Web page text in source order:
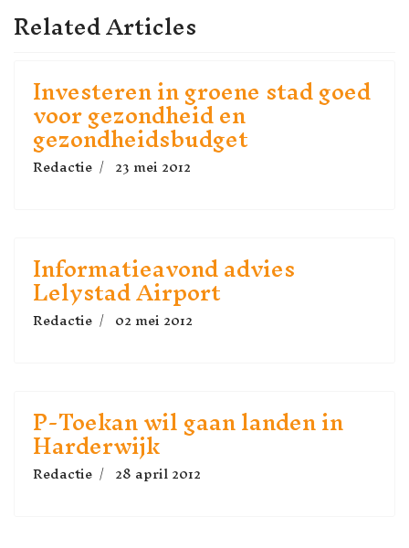
Related Articles
Investeren in groene stad goed
voor gezondheid en
gezondheidsbudget
Redactie 23 mei 2012
Informatieavond advies
Lelystad Airport
Redactie 02 mei 2012
P-Toekan wil gaan landen in
Harderwijk
Redactie 28 april 2012